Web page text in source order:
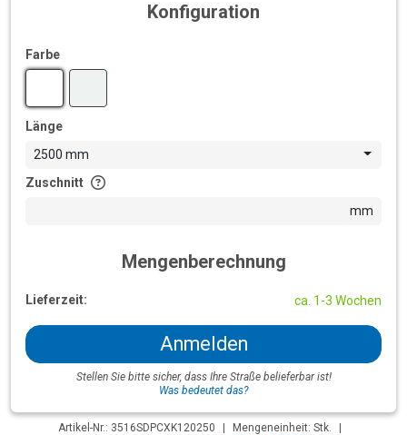
Konfiguration
Farbe
Länge
2500 mm
Zuschnitt
mm
Mengenberechnung
Lieferzeit: ca. 1-3 Wochen
Anmelden
Stellen Sie bitte sicher, dass Ihre Straße belieferbar ist!
Was bedeutet das?
Artikel-Nr.: 3516SDPCXK120250 | Mengeneinheit: Stk.
|